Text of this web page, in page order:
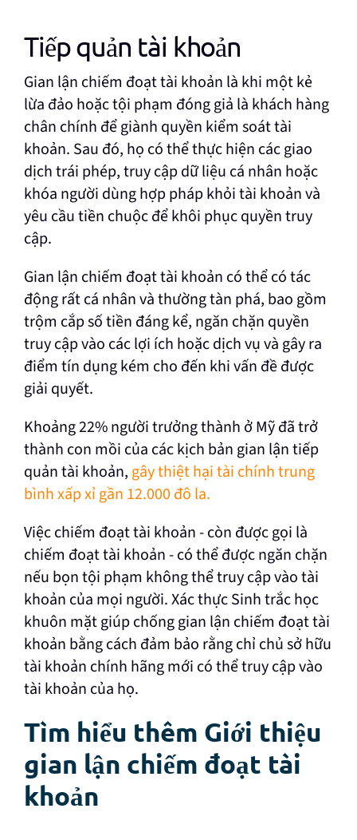
Tiếp quản tài khoản
Gian lận chiếm đoạt tài khoản là khi một kẻ
lừa đảo hoặc tội phạm đóng giả là khách hàng
chân chính để giành quyền kiểm soát tài
khoản. Sau đó, họ có thể thực hiện các giao
dịch trái phép, truy cập dữ liệu cá nhân hoặc
khóa người dùng hợp pháp khỏi tài khoản và
yêu cầu tiền chuộc để khôi phục quyền truy
cập.
Gian lận chiếm đoạt tài khoản có thể có tác
động rất cá nhân và thường tàn phá, bao gồm
trộm cắp số tiền đáng kể, ngăn chặn quyền
truy cập vào các lợi ích hoặc dịch vụ và gây ra
điểm tín dụng kém cho đến khi vấn đề được
giải quyết.
Khoảng 22% người trưởng thành ở Mỹ đã trở
thành con mồi của các kịch bản gian lận tiếp
quản tài khoản, gây thiệt hại tài chính trung
bình xấp xỉ gần 12.000 đô la.
Việc chiếm đoạt tài khoản - còn được gọi là
chiếm đoạt tài khoản - có thể được ngăn chặn
nếu bọn tội phạm không thể truy cập vào tài
khoản của mọi người. Xác thực Sinh trắc học
khuôn mặt giúp chống gian lận chiếm đoạt tài
khoản bằng cách đảm bảo rằng chỉ chủ sở hữu
tài khoản chính hãng mới có thể truy cập vào
tài khoản của họ.
Tìm hiểu thêm Giới thiệu
gian lận chiếm đoạt tài
khoản